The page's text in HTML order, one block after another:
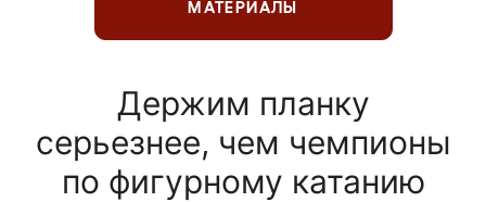
МАТЕРИАЛЫ
Держим планку
серьезнее, чем чемпионы
по фигурному катанию